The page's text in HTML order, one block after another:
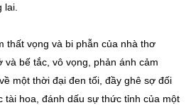
lai.
thất vọng và bi phẫn của nhà thơ
bế tắc, vô vọng, phản ánh cảm
một thời đại đen tối, đầy ghê sợ đối
hoa, đánh dấu sự thức tỉnh của một